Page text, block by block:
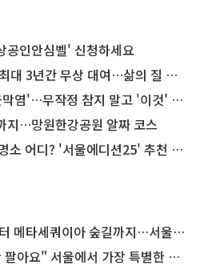
공인안심벨' 신청하세요
3년간 무상 대여…삶의 질 높인다
무작정 참지 말고 '이것' 해보세요!
지…망원한강공원 알짜 코스
어디? '서울에디션25' 추천 코스
쿼이아 숲길까지…서울둘레길 15코스
서울에서 가장 특별한 편의점의 정체